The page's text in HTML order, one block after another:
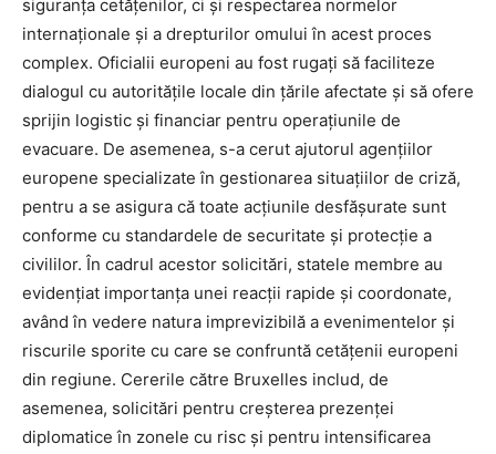
siguranța cetățenilor, ci și respectarea normelor
internaționale și a drepturilor omului în acest proces
complex. Oficialii europeni au fost rugați să faciliteze
dialogul cu autoritățile locale din țările afectate și să ofere
sprijin logistic și financiar pentru operațiunile de
evacuare. De asemenea, s-a cerut ajutorul agențiilor
europene specializate în gestionarea situațiilor de criză,
pentru a se asigura că toate acțiunile desfășurate sunt
conforme cu standardele de securitate și protecție a
civililor. În cadrul acestor solicitări, statele membre au
evidențiat importanța unei reacții rapide și coordonate,
având în vedere natura imprevizibilă a evenimentelor și
riscurile sporite cu care se confruntă cetățenii europeni
din regiune. Cererile către Bruxelles includ, de
asemenea, solicitări pentru creșterea prezenței
diplomatice în zonele cu risc și pentru intensificarea